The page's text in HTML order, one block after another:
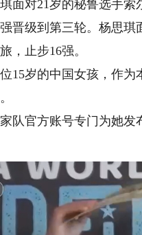
对21岁的秘鲁选手索
晋级到第三轮。杨思
，止步16强。
岁的中国女孩，作为
官方账号专门为她发